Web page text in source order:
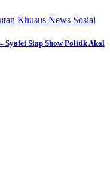
Khusus News Sosial
Syafei Siap Show Politik Akal